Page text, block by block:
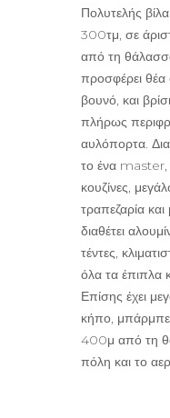
Πολυτελής
300τμ, σε
από τη
προσφέρει
βουνό, και
πλήρως
αυλόπορτα.
το ένα master,
κουζίνες,
τραπεζαρία
διαθέτει
τέντες,
όλα τα έπιπλα
Επίσης έχει
κήπο,
400μ από τη
πόλη και το